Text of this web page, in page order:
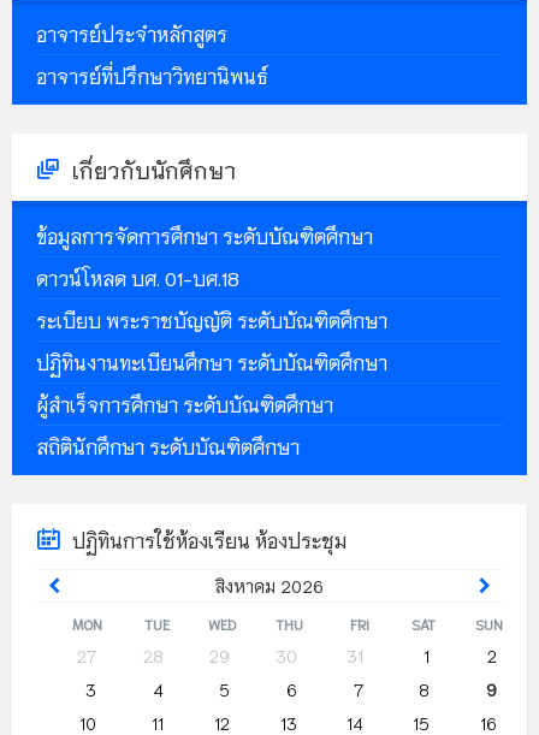
อาจารย์ประจำหลักสูตร
อาจารย์ที่ปรึกษาวิทยานิพนธ์
เกี่ยวกับนักศึกษา
ข้อมูลการจัดการศึกษา ระดับบัณฑิตศึกษา
ดาวน์โหลด บศ. 01-บศ.18
ระเบียบ พระราชบัญญัติ ระดับบัณฑิตศึกษา
ปฏิทินงานทะเบียนศึกษา ระดับบัณฑิตศึกษา
ผู้สำเร็จการศึกษา ระดับบัณฑิตศึกษา
สถิตินักศึกษา ระดับบัณฑิตศึกษา
ปฏิทินการใช้ห้องเรียน ห้องประชุม
สิงหาคม 2026
Previous
Month
Month
MON TUE WED THU FRI SAT SUN
27 28 29 30 31 1
2
3
4 5 6 7 8
9
10
11 12 13 14 15
16